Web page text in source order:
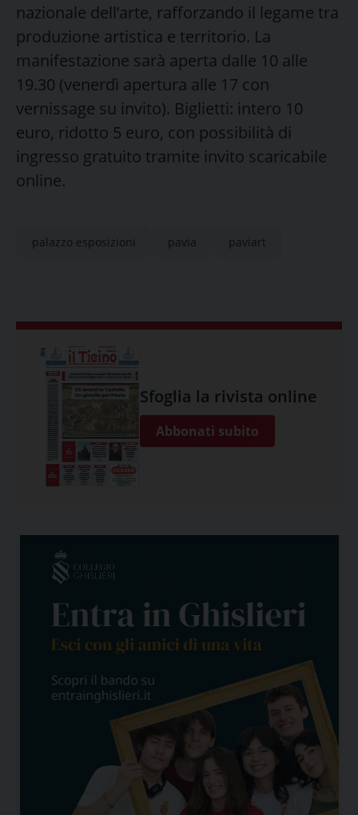
nazionale dell’arte, rafforzando il legame tra
produzione artistica e territorio. La
manifestazione sarà aperta dalle 10 alle
19.30 (venerdì apertura alle 17 con
vernissage su invito). Biglietti: intero 10
euro, ridotto 5 euro, con possibilità di
ingresso gratuito tramite invito scaricabile
online.
palazzo esposizioni pavia paviart
Sfoglia la rivista online
Abbonati subito